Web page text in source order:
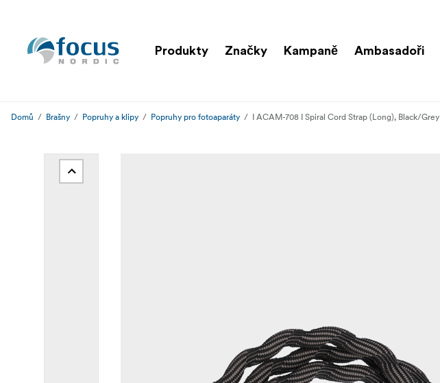
Produkty Značky Kampaně Ambasadoři
Domů Brašny Popruhy a klipy Popruhy pro fotoaparáty I ACAM-708 I Spiral Cord Strap (Long), Black/Grey